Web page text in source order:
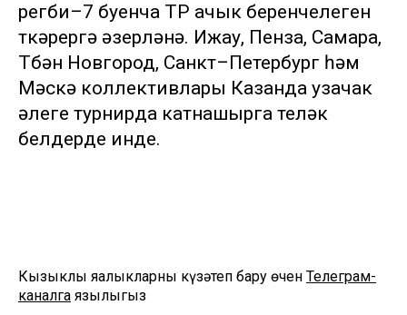
регби–7 буенча ТР ачык беренчелеген
үткәрергә әзерләнә. Ижау, Пенза, Самара,
Түбән Новгород, Санкт–Петербург һәм
Мәскәү коллективлары Казанда узачак
әлеге турнирда катнашырга теләк
белдерде инде.
Кызыклы яңалыкларны күзәтеп бару өчен Телеграм-
каналга язылыгыз